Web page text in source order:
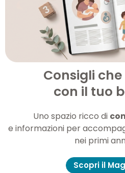
Consigli
con il tuo
Uno spazio ricco di
e informazioni per
nei primi
Scopri il